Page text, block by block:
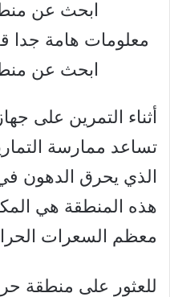
معلومات هامة جدا
ابحث عن
أثناء التمرين على
تساعد ممارسة
الذي يحرق الدهون
هذه المنطقة هي
معظم السعرات
للعثور على منطقة